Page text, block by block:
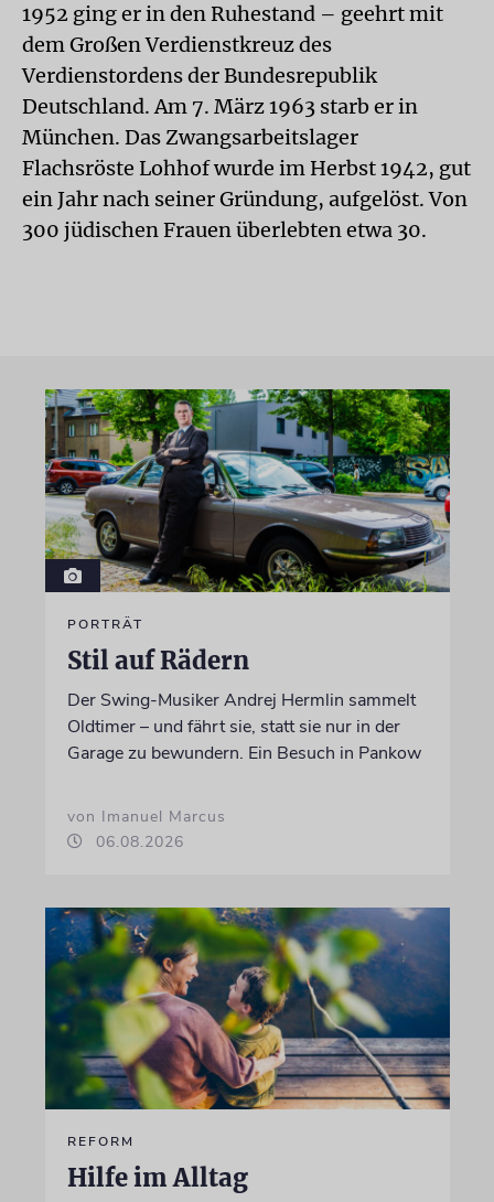
1952 ging er in den Ruhestand – geehrt mit
dem Großen Verdienstkreuz des
Verdienstordens der Bundesrepublik
Deutschland. Am 7. März 1963 starb er in
München. Das Zwangsarbeitslager
Flachsröste Lohhof wurde im Herbst 1942, gut
ein Jahr nach seiner Gründung, aufgelöst. Von
300 jüdischen Frauen überlebten etwa 30.
PORTRÄT
Stil auf Rädern
Der Swing-Musiker Andrej Hermlin sammelt
Oldtimer – und fährt sie, statt sie nur in der
Garage zu bewundern. Ein Besuch in Pankow
von Imanuel Marcus
06.08.2026
REFORM
Hilfe im Alltag